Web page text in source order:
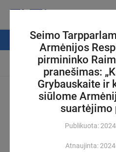
NAUJIENŲ FILTRAS
Automatinis atsinaujinimas
Pasiruošti mokslo metams –
kai vaikų – penki
(2)
12:18
Seimo
Armėnijos
pirmininko
pranešimas:
Grybauskaite ir
siūlome
suartėjimo
Publikuota:
Atnaujinta: